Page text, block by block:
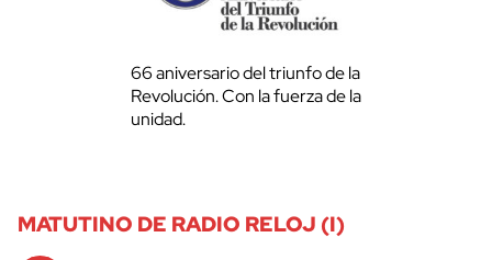
66 aniversario del triunfo de la
Revolución. Con la fuerza de la
unidad.
MATUTINO DE RADIO RELOJ (I)